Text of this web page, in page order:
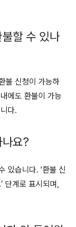
할 수 있나
불 신청이 가능하
에도 환불이 가능
다.
요?
있습니다. ‘환불 신
계로 표시되며,